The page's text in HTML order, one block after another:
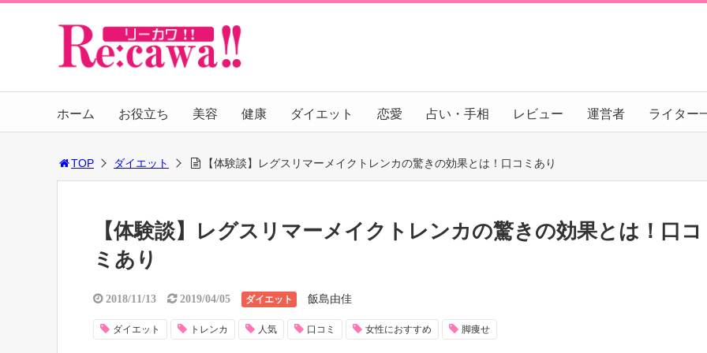
ホーム お役立ち 美容 健康 ダイエット 恋愛 占い・手相 レビュー 運営者 ライター
TOP ダイエット 【体験談】レグスリマーメイクトレンカの驚きの効果とは！口コミあり
【体験談】レグスリマーメイクトレンカの驚きの効果とは！口コ
ミあり
2018/11/13 2019/04/05 ダイエット 飯島由佳
ダイエット トレンカ 人気 口コミ 女性におすすめ 脚痩せ